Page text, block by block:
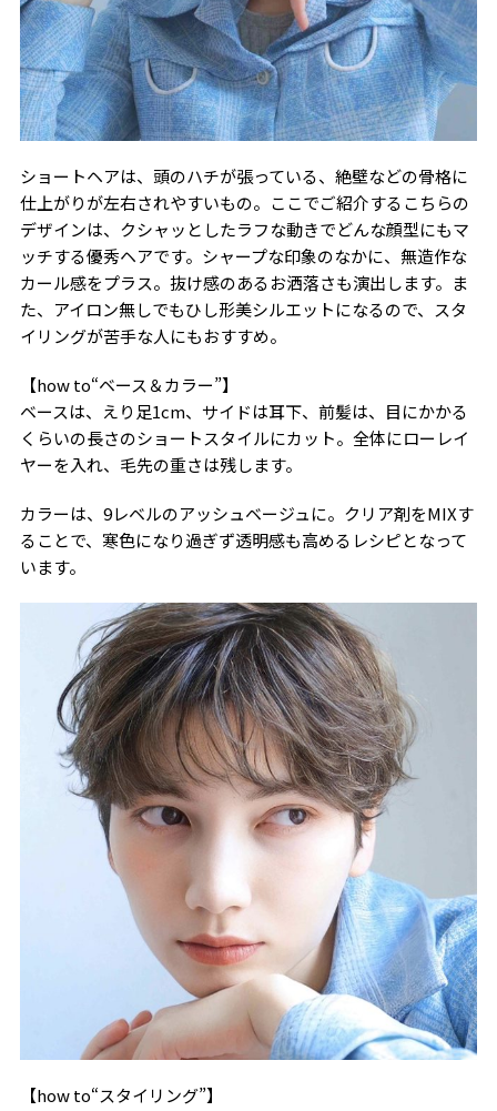
ショートヘアは、頭のハチが張っている、絶壁などの骨格に
仕上がりが左右されやすいもの。ここでご紹介するこちらの
デザインは、クシャッとしたラフな動きでどんな顔型にもマ
ッチする優秀ヘアです。シャープな印象のなかに、無造作な
カール感をプラス。抜け感のあるお洒落さも演出します。ま
た、アイロン無しでもひし形美シルエットになるので、スタ
イリングが苦手な人にもおすすめ。
【how to“ベース＆カラー”】
ベースは、えり足1cm、サイドは耳下、前髪は、目にかかる
くらいの長さのショートスタイルにカット。全体にローレイ
ヤーを入れ、毛先の重さは残します。
カラーは、9レベルのアッシュベージュに。クリア剤をMIXす
ることで、寒色になり過ぎず透明感も高めるレシピとなって
います。
【how to“スタイリング”】